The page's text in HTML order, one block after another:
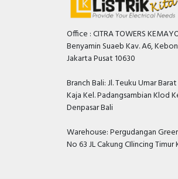
Office : CITRA TOWERS
Benyamin Suaeb Kav. A6,
Jakarta Pusat 10630
Branch Bali: Jl. Teuku Umar
Kaja Kel. Padangsambian Klod
Denpasar Bali
Warehouse: Pergudangan
No 63 JL Cakung CIlincing Timur